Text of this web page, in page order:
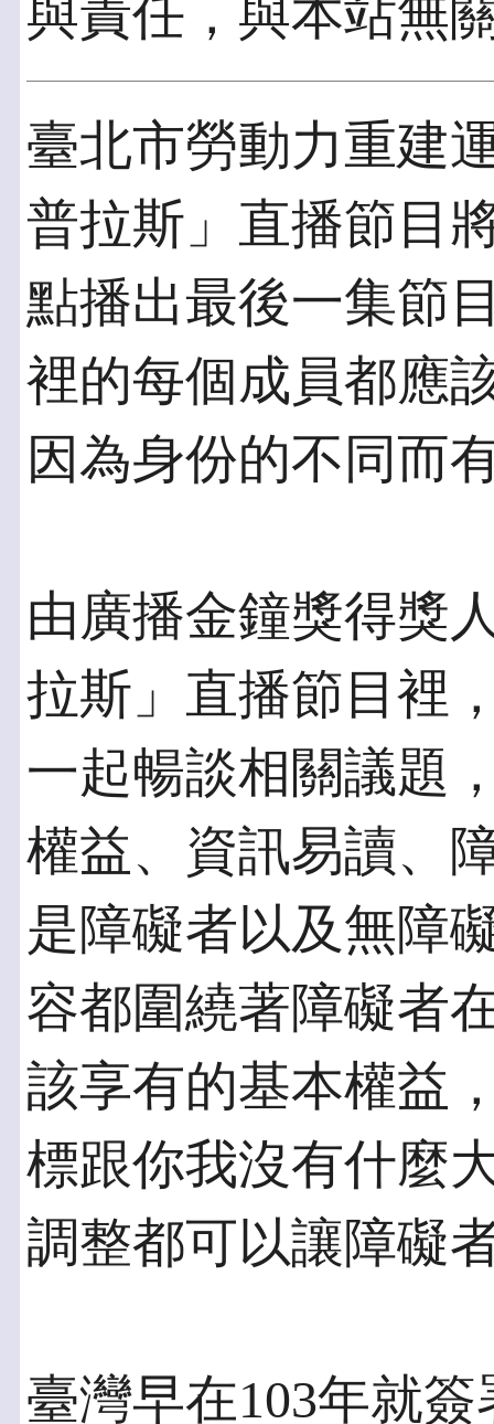
與責任，與本站無
臺北市勞動力重建
普拉斯」直播節目
點播出最後一集節
裡的每個成員都應
因為身份的不同而
由廣播金鐘獎得獎
拉斯」直播節目裡
一起暢談相關議題
權益、資訊易讀、
是障礙者以及無障
容都圍繞著障礙者
該享有的基本權益
標跟你我沒有什麼
調整都可以讓障礙
臺灣早在103年就